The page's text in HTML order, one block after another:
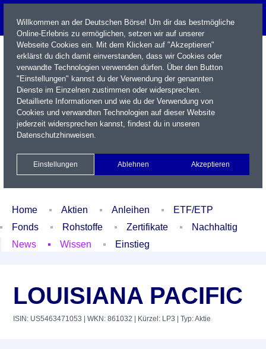
Name / WKN / ISIN / Kürzel
Xetra Realtime
Watchlist Portfolio Login
Home Aktien Anleihen
ETF/ETP
Fonds
Rohstoffe Zertifikate
Nachhaltig
News
Wissen Einstieg
LOUISIANA PACIFIC
ISIN: US5463471053 | WKN: 861032 | Kürzel: LP3 | Typ: Aktie
Willkommen an der Deutschen Börse! Um dir das bestmögliche
Online-Erlebnis zu ermöglichen, setzen wir auf unserer
Webseite Cookies ein. Mit dem Klicken auf "Akzeptieren"
erklärst du dich damit einverstanden, dass wir Cookies oder
verwandte Technologien verwenden dürfen. Über den Button
"Einstellungen" kannst du der Verwendung der genannten
Dienste im Einzelnen zustimmen oder widersprechen.
Detaillierte Informationen und wie du der Verwendung von
Cookies und verwandten Technologien auf dieser Website
jederzeit widersprechen kannst, findest du in unseren
Datenschutzhinweisen.
Einstellungen Ablehnen Akzeptieren